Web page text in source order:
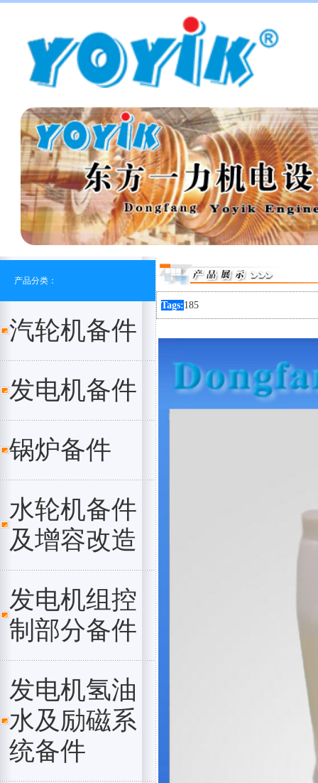
产品分类：
汽轮机备件
发电机备件
锅炉备件
水轮机备件
及增容改造
发电机组控
制部分备件
发电机氢油
水及励磁系
统备件
Tags:185